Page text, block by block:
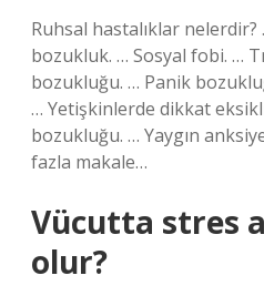
Ruhsal hastalıklar
bozukluk. … Sosyal fobi. …
bozukluğu. … Panik
… Yetişkinlerde dikkat
bozukluğu. … Yaygın
fazla makale…
Vücutta stres
olur?